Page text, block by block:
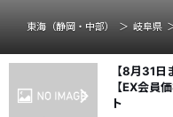
東海（静岡・中部） 岐阜県
【8月31
【EX会員
ト